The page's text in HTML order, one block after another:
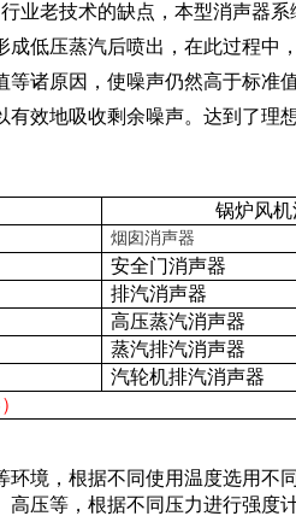
业老技术的缺点，本型消声器
成低压蒸汽后喷出，在此过程中
等诸原因，使噪声仍然高于标
效地吸收剩余噪声。达到了理
锅炉风
烟囱消声器
安全门消声器
排汽消声器
高压蒸汽消声器
蒸汽排汽消声器
汽轮机排汽消声器
环境，根据不同使用温度选用不
高压等，根据不同压力进行强度计